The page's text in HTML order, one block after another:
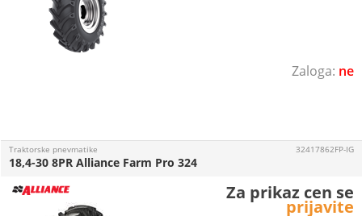
ne
Traktorske pnevmatike
18,4-30 8PR Alliance Farm Pro 324
32417862FP-IG
Za prikaz cen se
prijavite